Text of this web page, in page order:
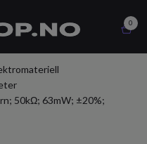
0
50kΩ; 63mW; ±20%;